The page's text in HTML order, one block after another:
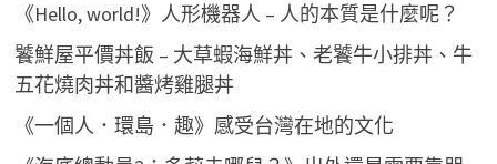
《Hello, world!》人形機器人 – 人的本質是什麼呢？
饕鮮屋平價丼飯 – 大草蝦海鮮丼、老饕牛小排丼、牛
五花燒肉丼和醬烤雞腿丼
《一個人．環島．趣》感受台灣在地的文化